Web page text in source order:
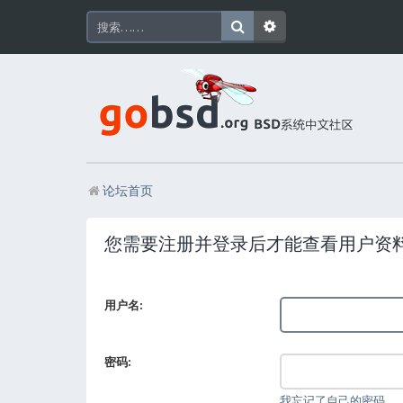
论坛首页
您需要注册并登录后才能查看用户资
用户名:
密码:
我忘记了自己的密码